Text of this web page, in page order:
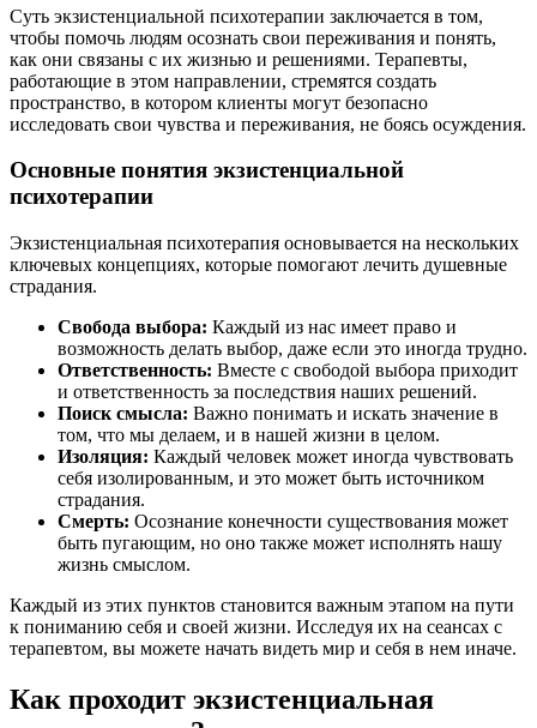
Суть экзистенциальной психотерапии заключается в том,
чтобы помочь людям осознать свои переживания и понять,
как они связаны с их жизнью и решениями. Терапевты,
работающие в этом направлении, стремятся создать
пространство, в котором клиенты могут безопасно
исследовать свои чувства и переживания, не боясь осуждения.
Основные понятия экзистенциальной
психотерапии
Экзистенциальная психотерапия основывается на нескольких
ключевых концепциях, которые помогают лечить душевные
страдания.
Свобода выбора: Каждый из нас имеет право и
возможность делать выбор, даже если это иногда трудно.
Ответственность: Вместе с свободой выбора приходит
и ответственность за последствия наших решений.
Поиск смысла: Важно понимать и искать значение в
том, что мы делаем, и в нашей жизни в целом.
Изоляция: Каждый человек может иногда чувствовать
себя изолированным, и это может быть источником
страдания.
Смерть: Осознание конечности существования может
быть пугающим, но оно также может исполнять нашу
жизнь смыслом.
Каждый из этих пунктов становится важным этапом на пути
к пониманию себя и своей жизни. Исследуя их на сеансах с
терапевтом, вы можете начать видеть мир и себя в нем иначе.
Как проходит экзистенциальная